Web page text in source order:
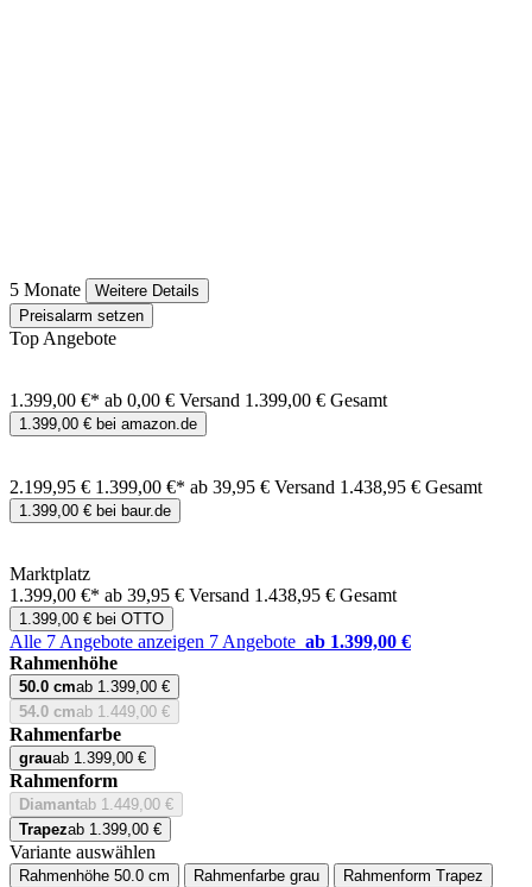
5 Monate
Weitere Details
Preisalarm setzen
Top Angebote
1.399,00 €* ab 0,00 € Versand 1.399,00 € Gesamt
1.399,00 € bei amazon.de
2.199,95 € 1.399,00 €* ab 39,95 € Versand 1.438,95 € Gesamt
1.399,00 € bei baur.de
Marktplatz
1.399,00 €* ab 39,95 € Versand 1.438,95 € Gesamt
1.399,00 € bei OTTO
Alle 7 Angebote anzeigen 7 Angebote ab 1.399,00 €
Rahmenhöhe
50.0 cmab 1.399,00 €
54.0 cmab 1.449,00 €
Rahmenfarbe
grauab 1.399,00 €
Rahmenform
Diamantab 1.449,00 €
Trapezab 1.399,00 €
Variante auswählen
Rahmenhöhe 50.0 cm Rahmenfarbe grau Rahmenform Trapez